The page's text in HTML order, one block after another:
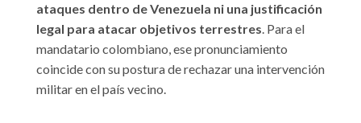
ataques dentro de Venezuela ni una justificación
legal para atacar objetivos terrestres. Para el
mandatario colombiano, ese pronunciamiento
coincide con su postura de rechazar una intervención
militar en el país vecino.